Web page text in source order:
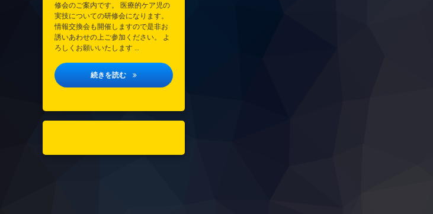
修会のご案内です。 医療的ケア児の
実技についての研修会になります。
情報交換会も開催しますので是非お
誘いあわせの上ご参加ください。 よ
ろしくお願いいたします …
続きを読む 垂水区医療的ケア児支援協議会研修会のご案内（実技研修）